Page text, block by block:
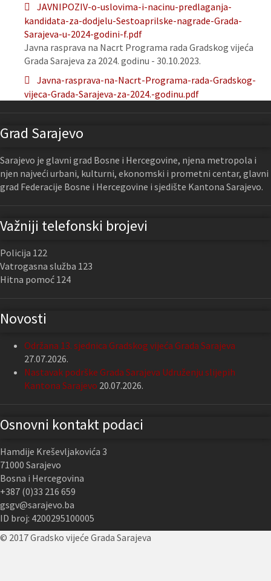
JAVNIPOZIV-o-uslovima-i-nacinu-predlaganja-
kandidata-za-dodjelu-Sestoaprilske-nagrade-Grada-
Sarajeva-u-2024-godini-f.pdf
Javna rasprava na Nacrt Programa rada Gradskog vijeća
Grada Sarajeva za 2024. godinu - 30.10.2023.
Javna-rasprava-na-Nacrt-Programa-rada-Gradskog-
vijeca-Grada-Sarajeva-za-2024.-godinu.pdf
Grad Sarajevo
Sarajevo je glavni grad Bosne i Hercegovine, njena metropola i
njen najveći urbani, kulturni, ekonomski i prometni centar, glavni
grad Federacije Bosne i Hercegovine i sjedište Kantona Sarajevo.
Važniji telefonski brojevi
Policija 122
Vatrogasna služba 123
Hitna pomoć 124
Novosti
Održana 13. sjednica Gradskog vijeća Grada Sarajeva
27.07.2026.
Nastavak podrške Grada Sarajeva Udruženju slijepih
Kantona Sarajevo 20.07.2026.
Osnovni kontakt podaci
Hamdije Kreševljakovića 3
71000 Sarajevo
Bosna i Hercegovina
+387 (0)33 216 659
gsgv@sarajevo.ba
ID broj: 4200295100005
© 2017 Gradsko vijeće Grada Sarajeva